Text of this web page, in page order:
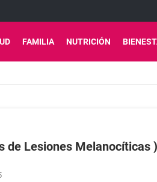
FAMILIA NUTRICIÓN
de Lesiones Melanocíticas )